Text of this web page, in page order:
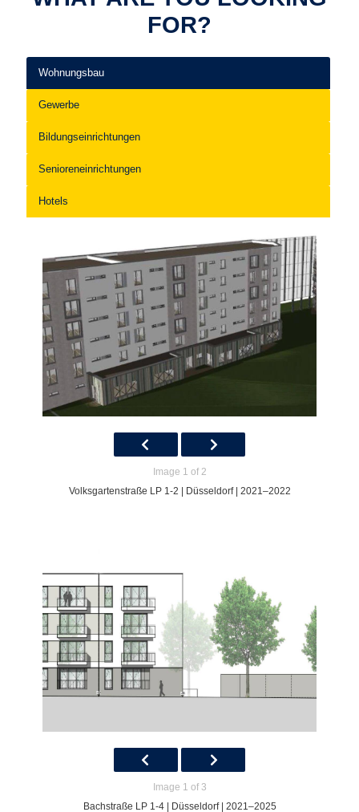
FOR?
Wohnungsbau
Gewerbe
Bildungseinrichtungen
Senioreneinrichtungen
Hotels
Image 1 of 2
Volksgartenstraße LP 1-2 | Düsseldorf | 2021–2022
Image 1 of 3
Bachstraße LP 1-4 | Düsseldorf | 2021–2025